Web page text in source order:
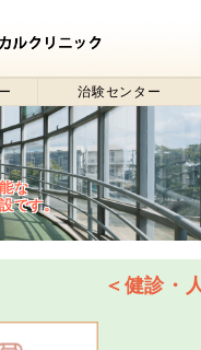
治験センター
な
です。
＜健診・